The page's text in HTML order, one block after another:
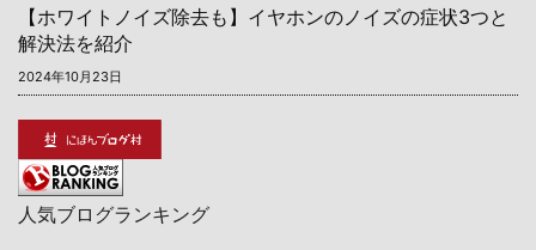
【ホワイトノイズ除去も】イヤホンのノイズの症状3つと
解決法を紹介
2024年10月23日
人気ブログランキング